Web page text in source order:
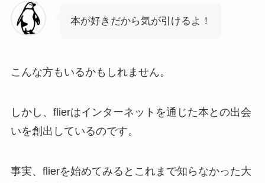
本が好きだから気が引けるよ！
こんな方もいるかもしれません。
しかし、flierはインターネットを通じた本との出会
いを創出しているのです。
事実、flierを始めてみるとこれまで知らなかった大